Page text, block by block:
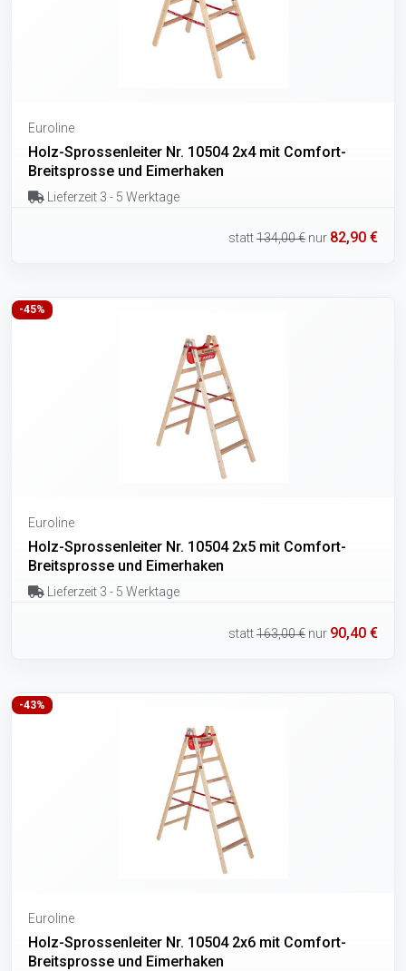
Euroline
Holz-Sprossenleiter Nr. 10504 2x4 mit Comfort-
Breitsprosse und Eimerhaken
Lieferzeit 3 - 5 Werktage
statt134,00 € nur 82,90 €
-45%
Euroline
Holz-Sprossenleiter Nr. 10504 2x5 mit Comfort-
Breitsprosse und Eimerhaken
Lieferzeit 3 - 5 Werktage
statt163,00 € nur 90,40 €
-43%
Euroline
Holz-Sprossenleiter Nr. 10504 2x6 mit Comfort-
Breitsprosse und Eimerhaken